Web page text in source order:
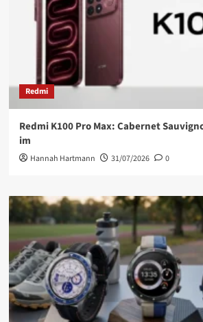
Redmi
Redmi K100 Pro Max: Cabernet
im
Hannah Hartmann 31/07/2026 0